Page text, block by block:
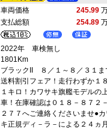
車両価格 245.99
支払総額
254.89
2022年 車検無し
1801Km
ブラックII ８／１～８／３１ま
送料割引フェア！走行わずか１
１キロ！カワサキ旗艦モデルの
車！在庫確認は０１８－８７２
２７７へご連絡くださいませ●
キ正規ディ－ラ－による２４ヵ